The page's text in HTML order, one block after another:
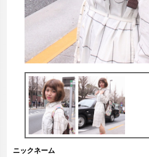
ニックネーム